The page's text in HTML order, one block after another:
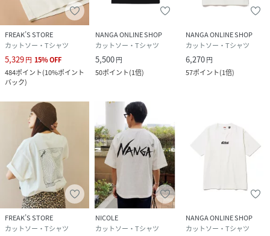
＊胸ポケットあり
＊胸にNANGAのワンポイント刺繍
＊左袖にNANGAビスあり
■fabric
……………………
透け感：白わずかあり
裏地：なし
伸縮性：あり
光沢感：なし
洗濯方法：家庭でのお手入れ可能
……………………
※詳しいお手入れ方法は商品タグをご参照ください
FREAK’S STORE
カットソー・Tシャツ
5,329円 15%OFF
484ポイント(10%ポイント
バック)
NANGA ONLINE SHOP
カットソー・Tシャツ
5,500円
50ポイント(1倍)
NANGA ONLINE SHOP
カットソー・Tシャツ
6,270円
57ポイント(1倍)
FREAK’S STORE
カットソー・Tシャツ
NICOLE
カットソー・Tシャツ
NANGA ONLINE SHOP
カットソー・Tシャツ